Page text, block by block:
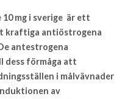
mg i sverige är ett
kraftiga antiöstrogena
antestrogena
dess förmåga att
i målvävnader
av